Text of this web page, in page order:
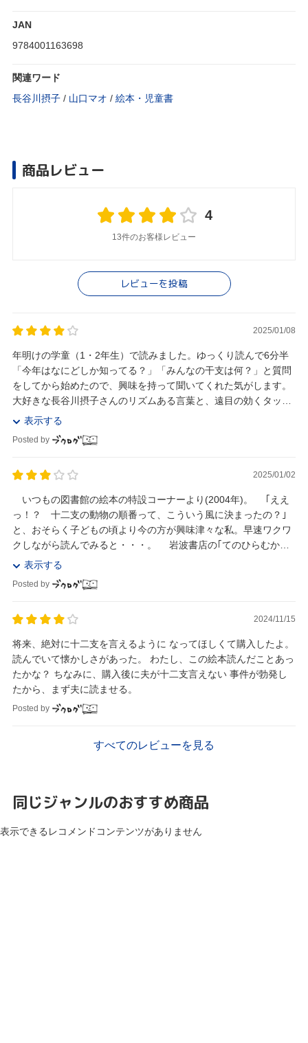
JAN
9784001163698
関連ワード
長谷川摂子 / 山口マオ / 絵本・児童書
商品レビュー
4
13件のお客様レビュー
レビューを投稿
2025/01/08
年明けの学童（1・2年生）で読みました。ゆっくり読んで6分半
「今年はなにどしか知ってる？」「みんなの干支は何？」と質問
をしてから始めたので、興味を持って聞いてくれた気がします。
大好きな長谷川摂子さんのリズムある言葉と、遠目の効くタッチ
の絵が気に入りました。20人越えの読み聞...
表示する
Posted by
2025/01/02
いつもの図書館の絵本の特設コーナーより(2004年)。 ｢ええ
っ！？ 十二支の動物の順番って、こういう風に決まったの？｣
と、おそらく子どもの頃より今の方が興味津々な私。早速ワクワ
クしながら読んでみると・・・。 岩波書店の｢てのひらむかし
ばなし｣は、その名の通り、手のひら...
表示する
Posted by
2024/11/15
将来、絶対に十二支を言えるように なってほしくて購入したよ。
読んでいて懐かしさがあった。 わたし、この絵本読んだことあっ
たかな？ ちなみに、購入後に夫が十二支言えない 事件が勃発し
たから、まず夫に読ませる。
Posted by
すべてのレビューを見る
同じジャンルのおすすめ商品
表示できるレコメンドコンテンツがありません